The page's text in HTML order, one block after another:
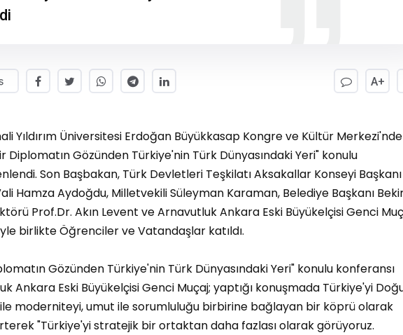
A+
Yıldırım Üniversitesi Erdoğan Büyükkasap Kongre ve Kültür Merkezi'nde
Diplomatın Gözünden Türkiye'nin Türk Dünyasındaki Yeri" konulu
Son Başbakan, Türk Devletleri Teşkilatı Aksakallar Konseyi Başkanı
Vali Hamza Aydoğdu, Milletvekili Süleyman Karaman, Belediye Başkanı
Prof.Dr. Akın Levent ve Arnavutluk Ankara Eski Büyükelçisi Genci
birlikte Öğrenciler ve Vatandaşlar katıldı.
Gözünden Türkiye'nin Türk Dünyasındaki Yeri" konulu konferansı
Ankara Eski Büyükelçisi Genci Muçaj; yaptığı konuşmada Türkiye'yi
ile moderniteyi, umut ile sorumluluğu birbirine bağlayan bir köprü olarak
"Türkiye'yi stratejik bir ortaktan daha fazlası olarak görüyoruz.